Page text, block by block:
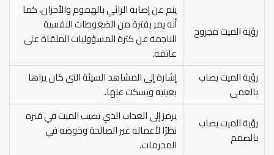
رؤية الميت مجروح
ينم عن إصابة الرائي بالهموم والأحزان، كما
أنه يمر بفترة من الضغوطات النفسية
الناجمة عن كثرة المسؤوليات الملقاة على
عاتقه.
رؤية الميت يصاب
بالعمى
إشارة إلى المشاهد السيئة التي كان يراها
بعينيه ويسكت عنها.
رؤية الميت يصاب
بالصمم
يرمز إلى العذاب الذي يصيب الميت في قبره
نظرًا لأعماله غير الصالحة وخوضه في
المحرمات.